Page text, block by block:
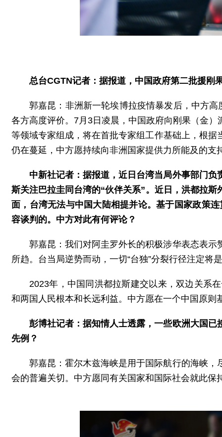
总台CGTN记者：据报道，中国政府第二批援刚
郭嘉昆：非洲新一轮埃博拉疫情暴发后，中方
各方高度评价。7月3日凌晨，中国政府向刚果（金
等领域专家组成，将在首批专家组工作基础上，根
仍在蔓延，中方愿持续向非洲国家提供力所能及的支
中新社记者：据报道，近日台湾当局外事部门
斯关注巴拉圭同台湾的“伙伴关系”。近日，洪都拉
面，台湾无法与中国大陆相提并论。基于国家政策
容谈判的。中方对此有何评论？
郭嘉昆：我们对阿圭罗外长的积极涉华表态表
所趋。台当局逆势而动，一切“台独”分裂行径注定将
2023年，中国同洪都拉斯建交以来，双边关系
和两国人民根本和长远利益。中方愿在一个中国原
彭博社记者：据知情人士透露，一些欧洲大国
先例？
郭嘉昆：霍尔木兹海峡是用于国际航行的海峡
会的普遍关切。中方愿同有关国家和国际社会就此保